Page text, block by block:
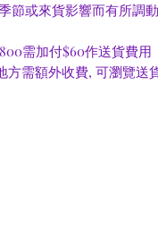
節或來貨影響而有所調
需加付$60作送貨費用
方需額外收費, 可瀏覽送